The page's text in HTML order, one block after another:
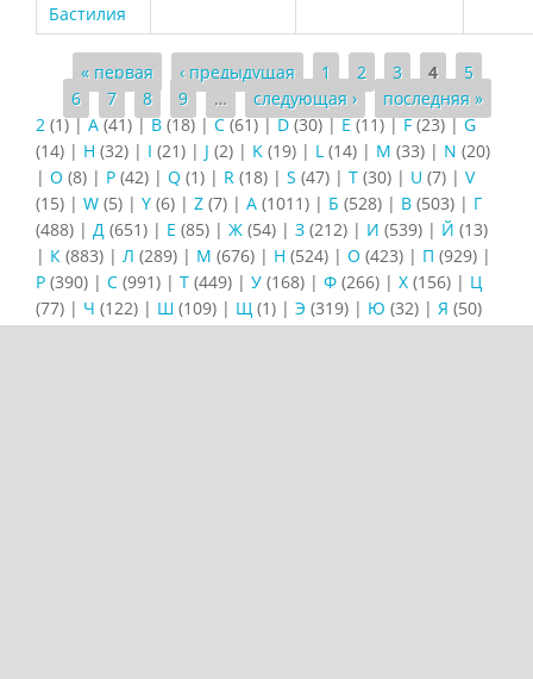
Бастилия
Страницы
« первая ‹ предыдущая 1 2 3 4
5
6
7 8 9 … следующая ›
последняя »
2 (1)|A(41)|B (18) |C(61)|D(30)|E(11)|F(23)|G
(14) | H (32) | I (21) | J (2) | K (19) | L (14) | M (33) | N (20)
| O (8) | P (42) | Q (1) | R (18) | S (47) | T (30) | U (7) | V
(15) | W (5) | Y (6) | Z (7) | А (1011) | Б (528) | В (503) | Г
(488) | Д (651) | Е (85) | Ж (54) | З (212) | И (539) | Й (13)
| К (883) | Л (289) | М (676) | Н (524) | О (423) | П (929) |
Р (390) | С (991) | Т (449) | У (168) | Ф (266) | Х (156) | Ц
(77) | Ч (122) | Ш (109) | Щ (1) | Э (319) | Ю (32) | Я (50)